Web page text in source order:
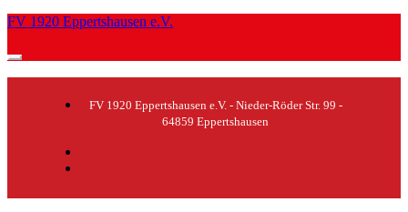
FV 1920 Eppertshausen e.V.
FV 1920 Eppertshausen e.V. - Nieder-Röder Str. 99 -
64859 Eppertshausen